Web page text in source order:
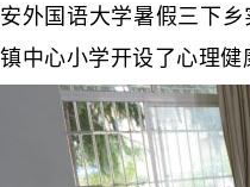
安外国语大学暑假三下
镇中心小学开设了心理健